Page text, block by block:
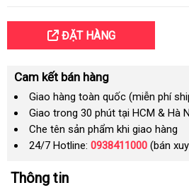
ĐẶT HÀNG
Cam kết bán hàng
Giao hàng toàn quốc (miễn phí
Giao trong 30 phút tại HCM & Hà
Che tên sản phẩm khi giao hàng
24/7 Hotline: 0938411000 (bán
Thông tin